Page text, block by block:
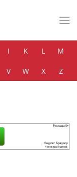
I K L M
V W X Z